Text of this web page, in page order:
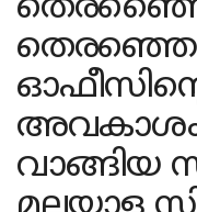
അവകാശം
വാങ്ങിയ